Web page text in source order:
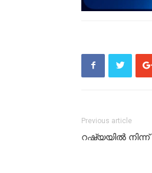
Previous article
റഷ്യയിൽ